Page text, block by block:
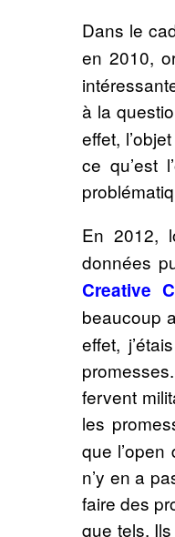
Dans le
en 2010,
à la
effet,
ce qu’est
En 2012,
données
Creative
beaucoup
effet,
fervent
les
que l’open
n’y en a
faire des
que tels.